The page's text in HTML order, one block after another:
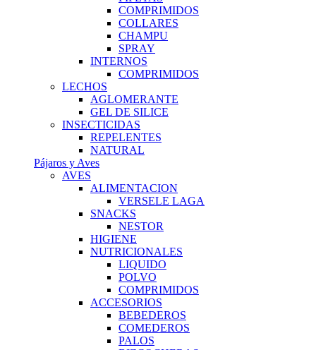
COMPRIMIDOS
COLLARES
CHAMPU
SPRAY
INTERNOS
COMPRIMIDOS
LECHOS
AGLOMERANTE
GEL DE SILICE
INSECTICIDAS
REPELENTES
NATURAL
Pájaros y Aves
AVES
ALIMENTACION
VERSELE LAGA
SNACKS
NESTOR
HIGIENE
NUTRICIONALES
LIQUIDO
POLVO
COMPRIMIDOS
ACCESORIOS
BEBEDEROS
COMEDEROS
PALOS